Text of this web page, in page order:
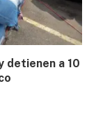
detienen a 10